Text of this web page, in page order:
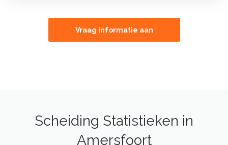
Vraag informatie aan
Scheiding Statistieken in
Amersfoort